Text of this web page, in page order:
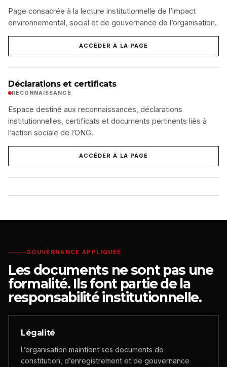
Page consacrée à la lecture institutionnelle de l’impact
environnemental, social et de gouvernance de l’organisation.
ACCÉDER À LA PAGE
Déclarations et certificats
RECONNAISSANCE
Espace destiné aux reconnaissances, déclarations
institutionnelles, certificats et documents pertinents liés à
l’action sociale de l’ONG.
ACCÉDER À LA PAGE
GOUVERNANCE APPLIQUÉE
Les documents ne sont pas une
formalité. Ils font partie de la
responsabilité institutionnelle.
Légalité
L’organisation maintient ses documents de
constitution, d’enregistrement et de gouvernance